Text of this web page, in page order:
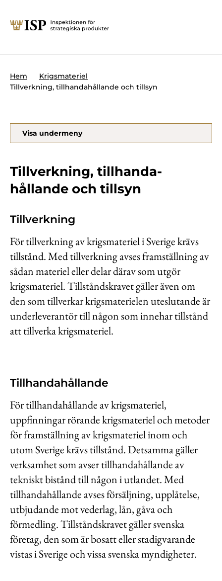
Söktips:
Presskontakt
Krigsmateriel
Produkter med dubbla
Utländska direktinvesteringar
Kemvapen-konventionen
Lediga jobb
Kundwebben
In English
Hem
Krigsmateriel
Tillverkning, tillhandahållande och tillsyn
Visa undermeny
Tillverkning, till­handa­
hållande och tillsyn
Tillverkning
För tillverkning av krigsmateriel i Sverige krävs
tillstånd. Med tillverkning avses framställning av
sådan materiel eller delar därav som utgör
krigsmateriel. Tillståndskravet gäller även om
den som tillverkar krigsmaterielen uteslutande är
underleverantör till någon som innehar tillstånd
att tillverka krigsmateriel.
Tillhandahållande
För tillhandahållande av krigsmateriel,
uppfinningar rörande krigsmateriel och metoder
för framställning av krigsmateriel inom och
utom Sverige krävs tillstånd. Detsamma gäller
verksamhet som avser tillhandahållande av
tekniskt bistånd till någon i utlandet. Med
tillhandahållande avses försäljning, upplåtelse,
utbjudande mot vederlag, lån, gåva och
förmedling. Tillståndskravet gäller svenska
företag, den som är bosatt eller stadigvarande
vistas i Sverige och vissa svenska myndigheter.